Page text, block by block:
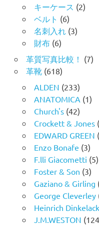
キーケース (2)
ベルト (6)
名刺入れ (3)
財布(6)
革質写真比較！ (7)
革靴(618)
ALDEN (233)
ANATOMICA (1)
Church's(42)
Crockett & Jones
EDWARD GREEN
Enzo Bonafe (3)
F.lli Giacometti (5)
Foster & Son (3)
Gaziano & Girling
George Cleverley
Heinrich
J.M.WESTON